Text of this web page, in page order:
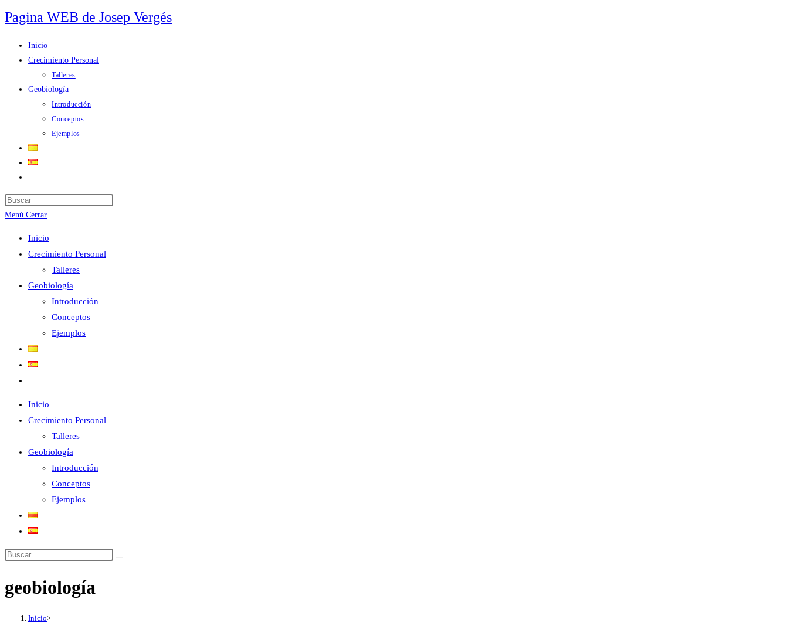
Ir
al
contenido
Pagina WEB de Josep Vergés
Inicio
Crecimiento Personal
Talleres
Geobiología
Introducción
Conceptos
Ejemplos
de
la
web
Menú Cerrar
Inicio
Crecimiento Personal
Talleres
Geobiología
Introducción
Conceptos
Ejemplos
de
la
Inicio
Crecimiento Personal
Talleres
Geobiología
Introducción
Conceptos
Ejemplos
Buscar
esta
web
geobiología
Inicio>